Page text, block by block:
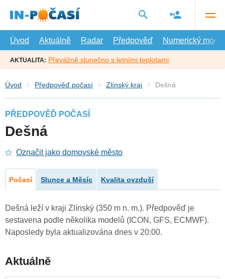
hlavní
Úvod
Aktuálně Radar Předpověď Numerický model
AKTUALITA: Převážně slunečno s letními teplotami
Úvod Předpověď počasí Zlínský kraj Dešná
PŘEDPOVĚĎ POČASÍ
Dešná
Označit jako domovské město
Počasí Slunce a Měsíc Kvalita ovzduší
Dešná leží v kraji Zlínský (350 m n. m.). Předpověď je
sestavena podle několika modelů (ICON, GFS, ECMWF).
Naposledy byla aktualizována dnes v 20:00.
Aktuálně